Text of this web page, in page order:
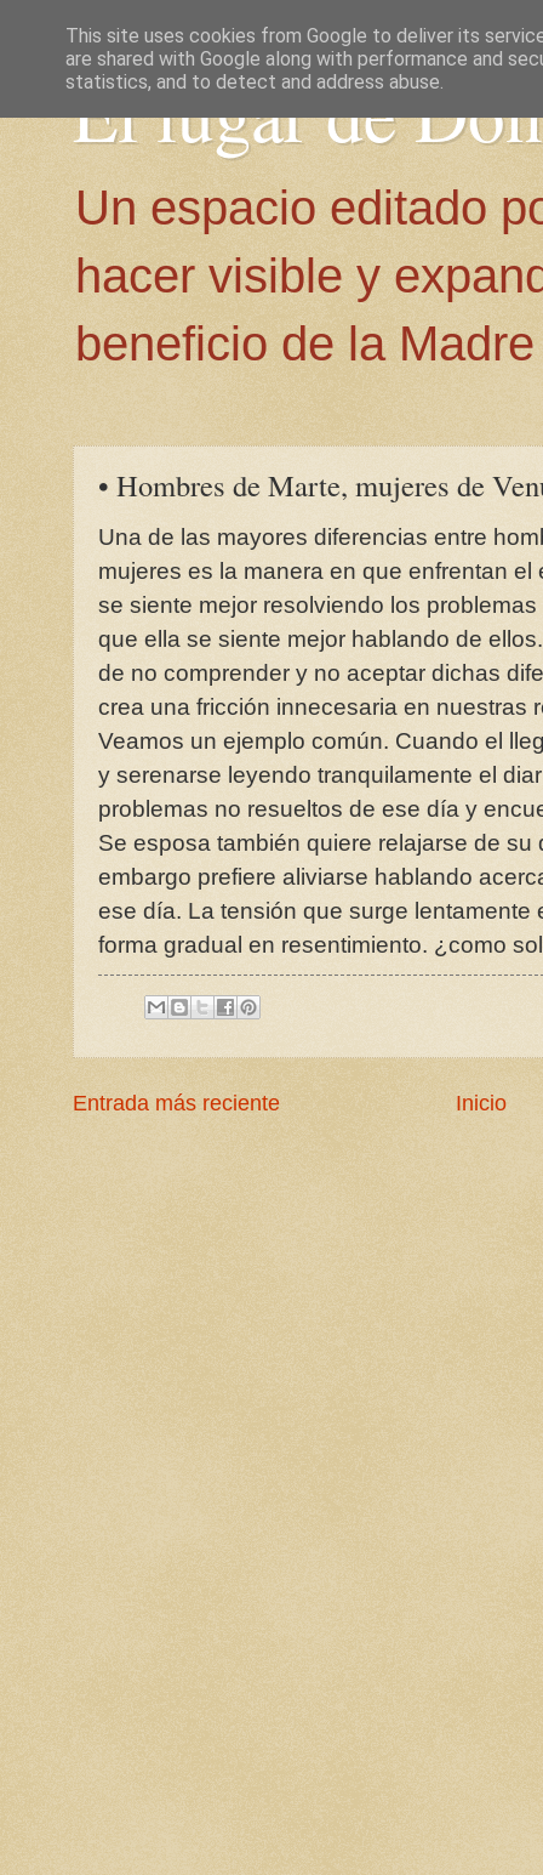
El lugar de
Un espacio editado
hacer visible y
beneficio de la
• Hombres de Marte, mujeres de
Una de las mayores diferencias entre
mujeres es la manera en que enfrentan el
se siente mejor resolviendo los problemas
que ella se siente mejor hablando de
de no comprender y no aceptar dichas
crea una fricción innecesaria en nuestras
Veamos un ejemplo común. Cuando el
y serenarse leyendo tranquilamente el
problemas no resueltos de ese día y
Se esposa también quiere relajarse de su
embargo prefiere aliviarse hablando
ese día. La tensión que surge lentamente
forma gradual en resentimiento. ¿como
Entrada más reciente Inicio
This site uses cookies from Google to deliver its
are shared with Google along with performance and
statistics, and to detect and address abuse.